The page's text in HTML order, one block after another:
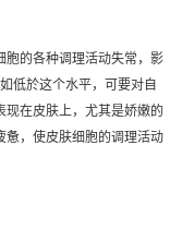
的各种调理活动失常，影
低於这个水平，可要对自
现在皮肤上，尤其是娇嫩的
惫，使皮肤细胞的调理活动